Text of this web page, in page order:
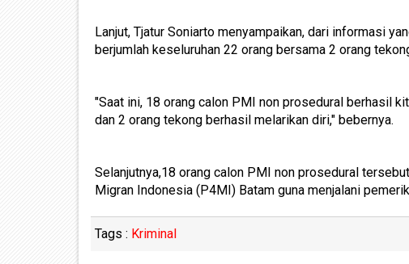
Lanjut, Tjatur Soniarto menyampaikan, dari informasi
berjumlah keseluruhan 22 orang bersama 2 orang
"Saat ini, 18 orang calon PMI non prosedural berhasil
dan 2 orang tekong berhasil melarikan diri," bebernya.
Selanjutnya,18 orang calon PMI non prosedural
Migran Indonesia (P4MI) Batam guna menjalani
Tags : Kriminal